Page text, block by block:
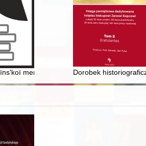
i otoczenie Fryderyka Chopina w
menšini v Pol'ŝì pìslâ 1989 roku
Dorobek